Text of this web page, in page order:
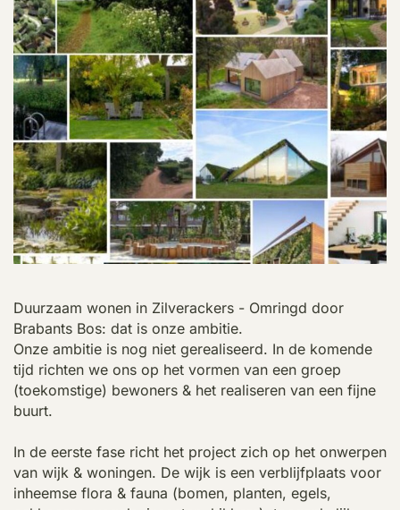
Duurzaam wonen in Zilverackers - Omringd door
Brabants Bos: dat is onze ambitie.
Onze ambitie is nog niet gerealiseerd. In de komende
tijd richten we ons op het vormen van een groep
(toekomstige) bewoners & het realiseren van een fijne
buurt.
In de eerste fase richt het project zich op het onwerpen
van wijk & woningen. De wijk is een verblijfplaats voor
inheemse flora & fauna (bomen, planten, egels,